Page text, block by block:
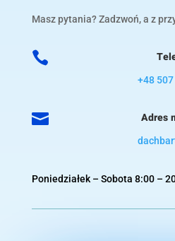
Masz pytania? Zadzwoń, a z

+48
 Adres
Poniedziałek – Sobota 8:00 –